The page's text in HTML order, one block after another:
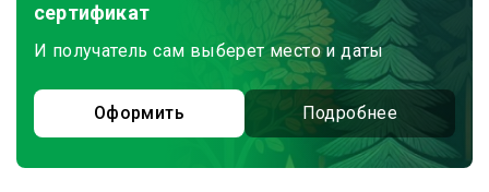
сертификат
И получатель сам выберет место и даты
Оформить Подробнее